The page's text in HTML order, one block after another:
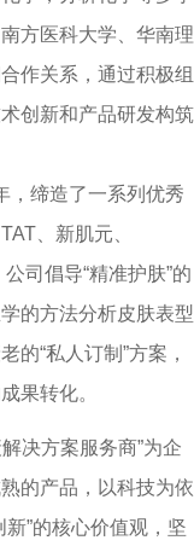
方医科大学、华南理
作关系，通过积极组
创新和产品研发构筑
缔造了一系列优秀
、新肌元、
司倡导“精准护肤”的
的方法分析皮肤表型
的“私人订制”方案，
果转化。
决方案服务商”为企
的产品，以科技为依
”的核心价值观，坚